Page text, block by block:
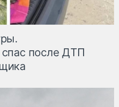
спас после ДТП